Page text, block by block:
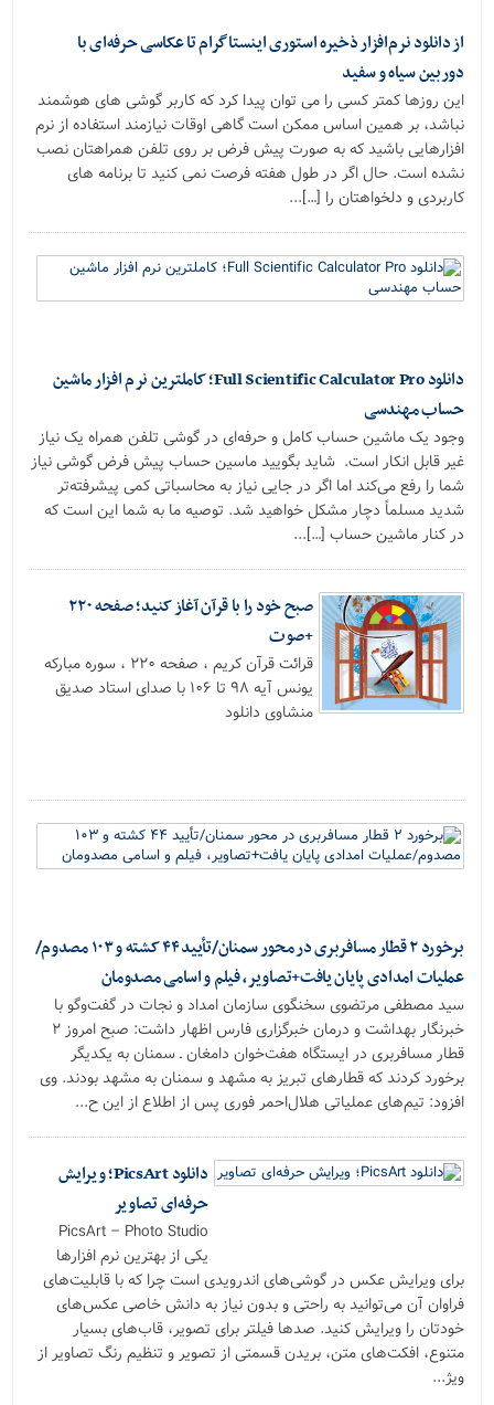
از دانلود نرم‌افزار ذخیره استوری اینستاگرام تا عکاسی حرفه‌ای با
دوربین سیاه و سفید
این روزها کمتر کسی را می توان پیدا کرد که کاربر گوشی های هوشمند
نباشد، بر همین اساس ممکن است گاهی اوقات نیازمند استفاده از نرم
افزارهایی باشید که به صورت پیش فرض بر روی تلفن همراهتان نصب
نشده است. حال اگر در طول هفته فرصت نمی کنید تا برنامه های
کاربردی و دلخواهتان را […]...
دانلود Full Scientific Calculator Pro؛ کاملترین نرم افزار ماشین
حساب مهندسی
وجود یک ماشین حساب کامل و حرفه‌ای در گوشی تلفن همراه یک نیاز
غیر قابل انکار است. شاید بگویید ماسین حساب پیش فرض گوشی نیاز
شما را رفع می‌کند اما اگر در جایی نیاز به محاسباتی کمی پیشرفته‌تر
شدید مسلماً دچار مشکل خواهید شد. توصیه ما به شما این است که
در کنار ماشین حساب […]...
صبح خود را با قرآن آغاز کنید؛ صفحه ۲۲۰
+صوت
قرائت قرآن کریم ، صفحه ۲۲۰ ، سوره مبارکه
یونس آیه ۹۸ تا ۱۰۶ با صدای استاد صدیق
منشاوی دانلود
برخورد ۲ قطار مسافربری در محور سمنان/تأیید ۴۴ کشته و ۱۰۳ مصدوم/
عملیات امدادی پایان یافت+تصاویر، فیلم و اسامی مصدومان
سید مصطفی مرتضوی سخنگوی سازمان امداد و نجات در گفت‌وگو با
خبرنگار بهداشت و درمان خبرگزاری فارس اظهار داشت: صبح امروز ۲
قطار مسافربری در ایستگاه هفت‌خوان دامغان ـ سمنان به یکدیگر
برخورد کردند که قطارهای تبریز به مشهد و سمنان به مشهد بودند. وی
افزود: تیم‌های عملیاتی هلال‌احمر فوری پس از اطلاع از این ح...
دانلود PicsArt؛ ویرایش
حرفه‌ای تصاویر
PicsArt – Photo Studio
یکی از بهترین نرم افزارها
برای ویرایش عکس در گوشی‌های اندرویدی است چرا که با قابلیت‌های
فراوان آن می‌توانید به راحتی و بدون نیاز به دانش خاصی عکس‌های
خودتان را ویرایش کنید. صدها فیلتر برای تصویر، قاب‌های بسیار
متنوع، افکت‌های متن، بریدن قسمتی از تصویر و تنظیم رنگ تصاویر از
ویژ...